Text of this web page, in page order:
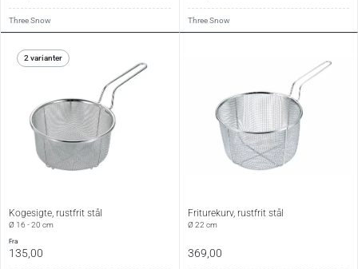
Three Snow Three Snow
2 varianter
Kogesigte, rustfrit stål
Ø 16 - 20 cm
fra
135,00
Friturekurv, rustfrit stål
Ø 22 cm
369,00